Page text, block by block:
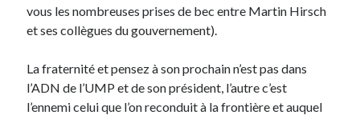
vous les nombreuses prises de bec entre Martin Hirsch
et ses collègues du gouvernement).
La fraternité et pensez à son prochain n’est pas dans
l’ADN de l’UMP et de son président, l’autre c’est
l’ennemi celui que l’on reconduit à la frontière et auquel